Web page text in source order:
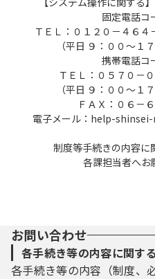
固定電話コ
ＴＥＬ：０１２０－４６４
（平日 ９：００～１
携帯電話コ
ＴＥＬ：０５７０－
（平日 ９：００～１
ＦＡＸ：０６－
電子メール：help-
制度等手続きの内容に
各課担当者へお
お問い合わせ
各手続き等の内容に関す
各手続き等の内容（制度、